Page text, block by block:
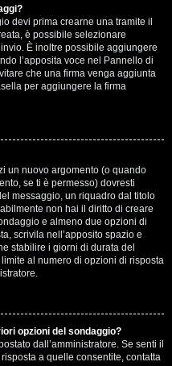
devi prima crearne una tramite il
è possibile selezionare
È inoltre possibile aggiungere
l’apposita voce nel Pannello di
che una firma venga aggiunta
per aggiungere la firma
un nuovo argomento (o quando
se ti è permesso) dovresti
messaggio, un riquadro dal titolo
non hai il diritto di creare
e almeno due opzioni di
scrivila nell’apposito spazio e
stabilire i giorni di durata del
al numero di opzioni di risposta
opzioni del sondaggio?
dall’amministratore. Se senti il
a quelle consentite, contatta